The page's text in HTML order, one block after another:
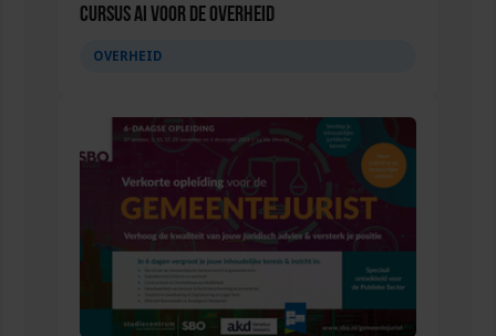
Cursus AI voor de overheid
OVERHEID